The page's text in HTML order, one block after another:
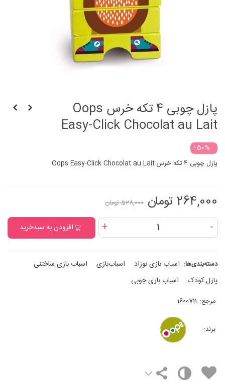
پازل چوبی 4 تکه خرس Oops
Easy-Click Chocolat au Lait
‎−50%
پازل چوبی 4 تکه خرس Oops Easy-Click Chocolat au Lait
264,000 تومان 528,000 تومان
-
+ افزودن به سبدخرید
دسته‌بندی‌ها: اسباب‌ بازی نوزاد اسباب‌بازی
اسباب‌ بازی ساختنی
پازل کودک
اسباب‌ بازی چوبی
مرجع: 1600711
برند: